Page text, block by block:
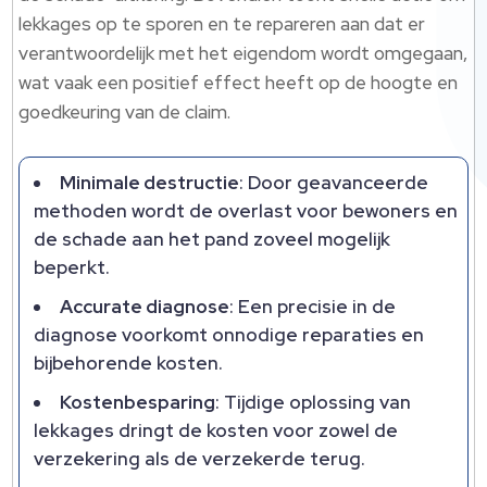
lekkages op te sporen en te repareren aan dat er
verantwoordelijk met het eigendom wordt omgegaan,
wat vaak een positief effect heeft op de hoogte en
goedkeuring van de claim.
Minimale destructie: Door geavanceerde
methoden wordt de overlast voor bewoners en
de schade aan het pand zoveel mogelijk
beperkt.
Accurate diagnose: Een precisie in de
diagnose voorkomt onnodige reparaties en
bijbehorende kosten.
Kostenbesparing: Tijdige oplossing van
lekkages dringt de kosten voor zowel de
verzekering als de verzekerde terug.